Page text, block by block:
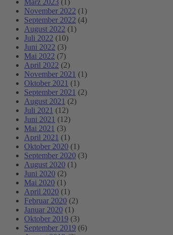
März 2023 (1)
November 2022 (1)
September 2022 (4)
August 2022 (1)
Juli 2022 (10)
Juni 2022 (3)
Mai 2022 (7)
April 2022 (2)
November 2021 (1)
Oktober 2021 (1)
September 2021 (2)
August 2021 (2)
Juli 2021 (12)
Juni 2021 (12)
Mai 2021 (3)
April 2021 (1)
Oktober 2020 (1)
September 2020 (3)
August 2020 (1)
Juni 2020 (2)
Mai 2020 (1)
April 2020 (1)
Februar 2020 (2)
Januar 2020 (1)
Oktober 2019 (3)
September 2019 (6)